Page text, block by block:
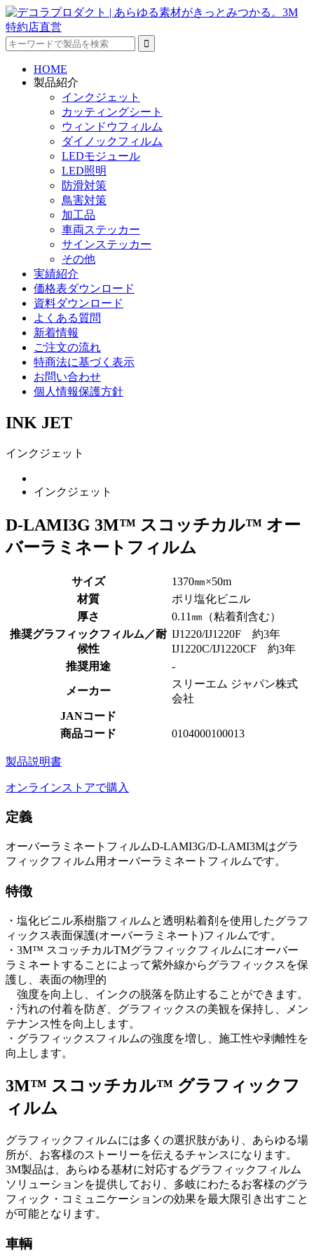
HOME
製品紹介
インクジェット
カッティングシート
ウィンドウフィルム
ダイノックフィルム
LEDモジュール
LED照明
防滑対策
鳥害対策
加工品
車両ステッカー
サインステッカー
その他
実績紹介
価格表ダウンロード
資料ダウンロード
よくある質問
新着情報
ご注文の流れ
特商法に基づく表示
お問い合わせ
個人情報保護方針
INK JET
インクジェット
インクジェット
D-LAMI3G 3M™ スコッチカル™ オー
バーラミネートフィルム
サイズ
1370㎜×50m
材質
ポリ塩化ビニル
厚さ
0.11㎜（粘着剤含む）
推奨グラフィックフィルム／耐
候性
IJ1220/IJ1220F 約3年
IJ1220C/IJ1220CF 約3年
推奨用途
-
メーカー
スリーエム ジャパン株式
会社
JANコード
商品コード
0104000100013
製品説明書
オンラインストアで購入
定義
オーバーラミネートフィルムD-LAMI3G/D-LAMI3Mはグラ
フィックフィルム用オーバーラミネートフィルムです。
特徴
・塩化ビニル系樹脂フィルムと透明粘着剤を使用したグラフ
ィックス表面保護(オーバーラミネート)フィルムです。
・3M™ スコッチカルTMグラフィックフィルムにオーバー
ラミネートすることによって紫外線からグラフィックスを保
護し、表面の物理的
強度を向上し、インクの脱落を防止することができます。
・汚れの付着を防ぎ、グラフィックスの美観を保持し、メン
テナンス性を向上します。
・グラフィックスフィルムの強度を増し、施工性や剥離性を
向上します。
3M™ スコッチカル™ グラフィックフ
ィルム
グラフィックフィルムには多くの選択肢があり、あらゆる場
所が、お客様のストーリーを伝えるチャンスになります。
3M製品は、あらゆる基材に対応するグラフィックフィルム
ソリューションを提供しており、多岐にわたるお客様のグラ
フィック・コミュニケーションの効果を最大限引き出すこと
が可能となります。
車輌